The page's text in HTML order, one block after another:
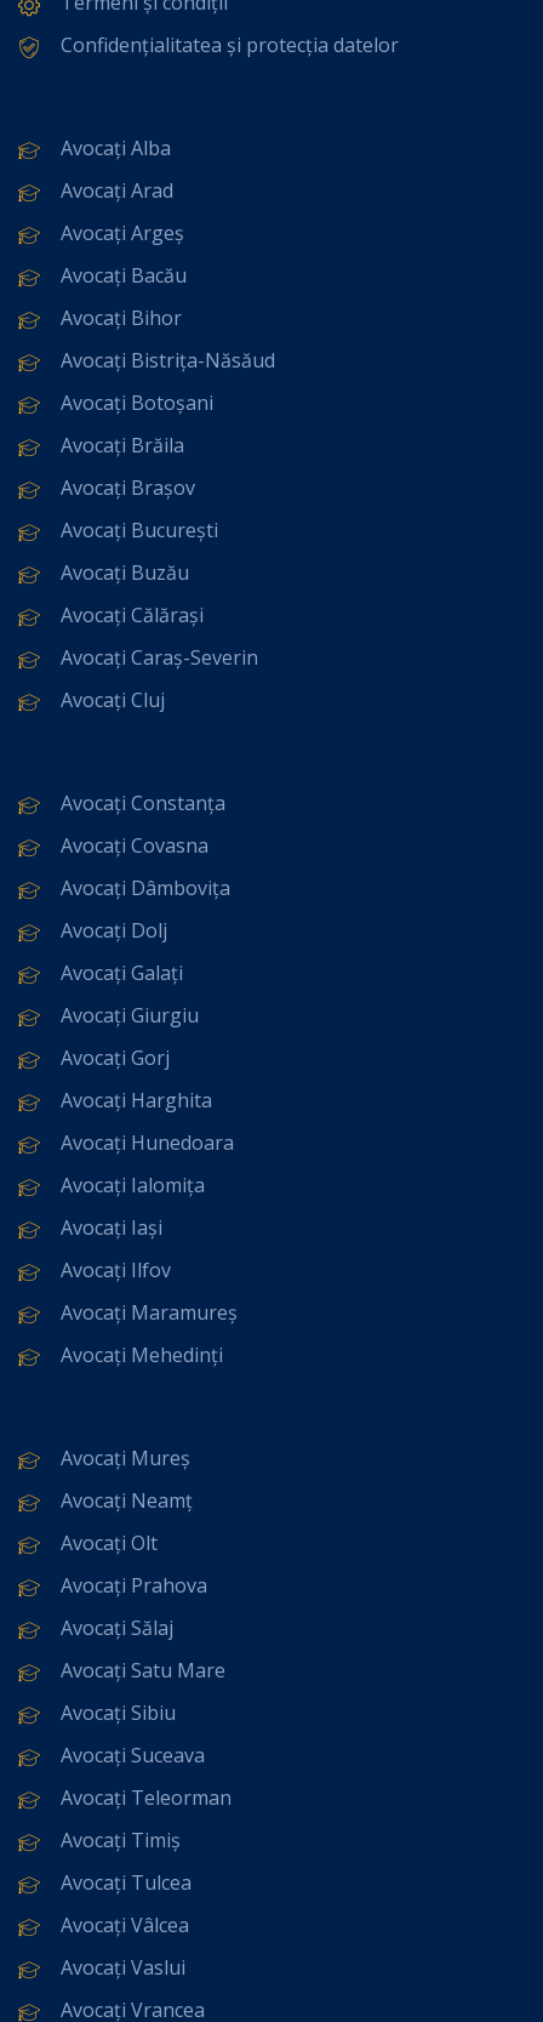
Confidențialitatea și protecția datelor
Avocați Alba
Avocați Arad
Avocați Argeș
Avocați Bacău
Avocați Bihor
Avocați Bistrița-Năsăud
Avocați Botoșani
Avocați Brăila
Avocați Brașov
Avocați București
Avocați Buzău
Avocați Călărași
Avocați Caraș-Severin
Avocați Cluj
Avocați Constanța
Avocați Covasna
Avocați Dâmbovița
Avocați Dolj
Avocați Galați
Avocați Giurgiu
Avocați Gorj
Avocați Harghita
Avocați Hunedoara
Avocați Ialomița
Avocați Iași
Avocați Ilfov
Avocați Maramureș
Avocați Mehedinți
Avocați Mureș
Avocați Neamț
Avocați Olt
Avocați Prahova
Avocați Sălaj
Avocați Satu Mare
Avocați Sibiu
Avocați Suceava
Avocați Teleorman
Avocați Timiș
Avocați Tulcea
Avocați Vâlcea
Avocați Vaslui
Avocați Vrancea